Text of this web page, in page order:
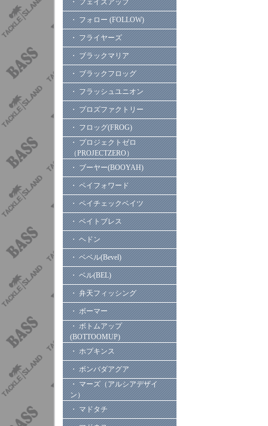
・ フェイズアップ
・ フォロー (FOLLOW)
・ フライヤーズ
・ ブラックマリア
・ ブラックフロッグ
・ フラッシュユニオン
・ プロズファクトリー
・ フロッグ(FROG)
・ プロジェクトゼロ
（PROJECTZERO）
・ ブーヤー(BOOYAH)
・ ペイフォワード
・ ペイチェックベイツ
・ ベイトブレス
・ ヘドン
・ ベベル(Bevel)
・ ベル(BEL)
・ 弁天フィッシング
・ ボーマー
・ ボトムアップ
(BOTTOOMUP)
・ ホプキンス
・ ボンバダアグア
・ マーズ（アルシアデザイ
ン）
・ マドタチ